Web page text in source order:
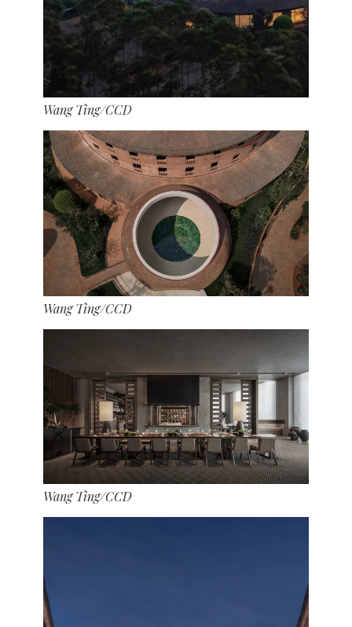
Wang Ting/CCD
Wang Ting/CCD
Wang Ting/CCD